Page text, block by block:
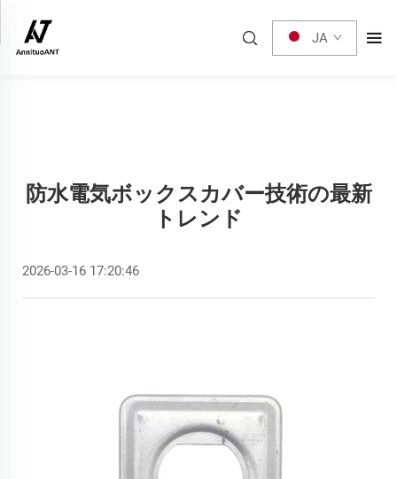
JA
防水電気ボックスカバー技術の最新
トレンド
2026-03-16 17:20:46